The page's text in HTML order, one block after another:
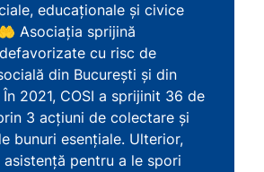
educaționale și civice
Asociația sprijină
cu risc de
din București și din
2021, COSI a sprijinit 36 ​​de
3 acțiuni de colectare și
bunuri esențiale. Ulterior,
pentru a le spori